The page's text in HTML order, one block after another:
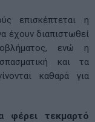
επισκέπτεται η
έχουν διαπιστωθεί
ενώ η
και τα
καθαρά για
φέρει τεκμαρτό